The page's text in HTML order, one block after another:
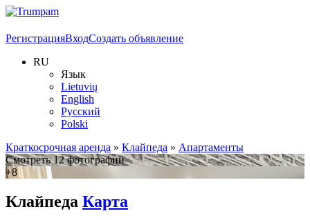
РегистрацияВходСоздать объявление
RU
Язык
Lietuvių
English
Русский
Polski
Краткосрочная аренда » Клайпеда » Апартаменты
Смотреть 12 фотографий
+8
Клайпеда Карта